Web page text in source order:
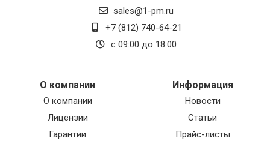
sales@1-pm.ru
+7 (812) 740-64-21
с 09:00 до 18:00
О компании
О компании
Лицензии
Гарантии
Информация
Новости
Статьи
Прайс-листы